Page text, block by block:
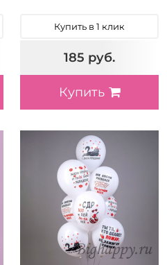
Купить в 1 клик
185 руб.
Купить